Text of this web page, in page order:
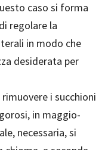
caso si forma
regolare la
in modo che
desiderata per
i succhioni
in maggio-
necessaria, si